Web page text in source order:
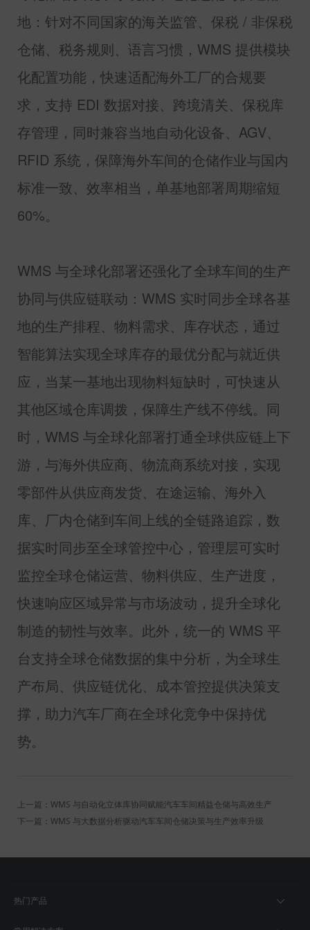
地：针对不同国家的海关监管、保税 / 非保税
仓储、税务规则、语言习惯， WMS 提供模块
化配置功能，快速适配海外工厂的合规要
求，支持 EDI 数据对接、跨境清关、保税库
存管理，同时兼容当地自动化设备、 AGV、
RFID 系统，保障海外车间的仓储作业与国内
标准一致、效率相当，单基地部署周期缩短
60%。
WMS 与全球化部署还强化了全球车间的生产
协同与供应链联动： WMS 实时同步全球各基
地的生产排程、物料需求、库存状态，通过
智能算法实现全球库存的最优分配与就近供
应，当某一基地出现物料短缺时，可快速从
其他区域仓库调拨，保障生产线不停线。同
时， WMS 与全球化部署打通全球供应链上下
游，与海外供应商、物流商系统对接，实现
零部件从供应商发货、在途运输、海外入
库、厂内仓储到车间上线的全链路追踪，数
据实时同步至全球管控中心，管理层可实时
监控全球仓储运营、物料供应、生产进度，
快速响应区域异常与市场波动，提升全球化
制造的韧性与效率。此外，统一的 WMS 平
台支持全球仓储数据的集中分析，为全球生
产布局、供应链优化、成本管控提供决策支
撑，助力汽车厂商在全球化竞争中保持优
势。
上一篇：WMS 与自动化立体库协同赋能汽车车间精益仓储与高效生产
下一篇：WMS 与大数据分析驱动汽车车间仓储决策与生产效率升级
热门产品